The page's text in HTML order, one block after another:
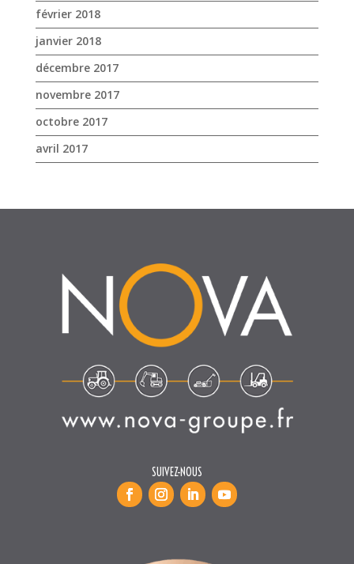
février 2018
janvier 2018
décembre 2017
novembre 2017
octobre 2017
avril 2017
SUIVEZ-NOUS